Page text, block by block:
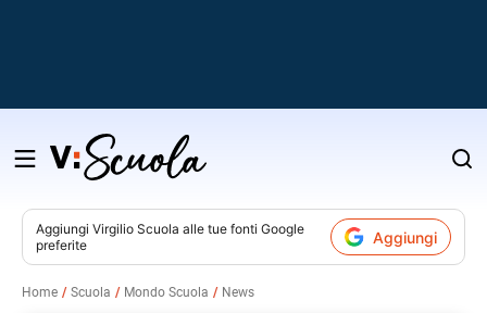
Salta
contenuto
Aggiungi Virgilio Scuola alle tue fonti Google
preferite
Aggiungi
Home Scuola Mondo Scuola News